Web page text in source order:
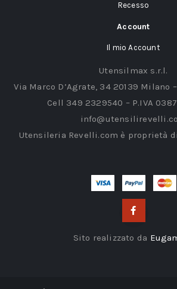
Recesso
Account
Il mio Account
Utensilmax s.r.l.
Via Marco D’Agrate, 34 20139 Milano
Cell 349 2329540 – P.IVA
Utensileria Revelli.com è proprietà
Sito realizzato da